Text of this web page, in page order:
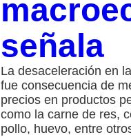
señala
La desaceleración en
fue consecuencia de
precios en productos
como la carne de res,
pollo, huevo, entre